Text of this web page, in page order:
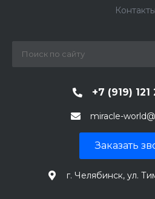
Контакты
+7 (919) 121
miracle-
Заказать
г. Челябинск, ул.